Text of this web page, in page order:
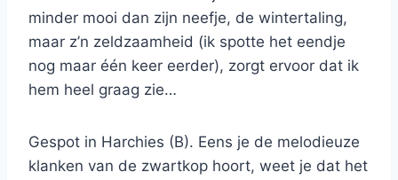
minder mooi dan zijn neefje, de wintertaling,
maar z’n zeldzaamheid (ik spotte het eendje
nog maar één keer eerder), zorgt ervoor dat ik
hem heel graag zie…
Gespot in Harchies (B). Eens je de melodieuze
klanken van de zwartkop hoort, weet je dat het